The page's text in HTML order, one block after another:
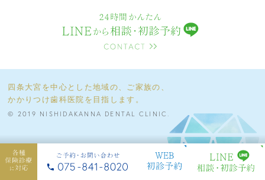
四条大宮を中心とした地域の、ご家族の、
かかりつけ歯科医院を目指します。
© 2019 NISHIDAKANNA DENTAL CLINIC.